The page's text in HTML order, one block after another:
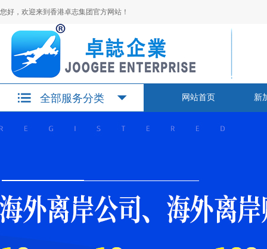
您好，欢迎来到香港卓志集团官方网站！
全部服务分类 网站首页 新